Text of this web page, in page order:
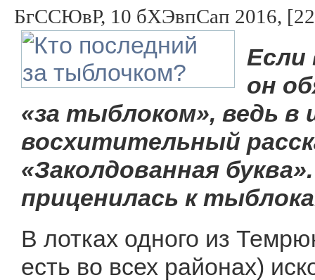
БгССЮвР, 10 бХЭвпСап 2016,
Если
он
«за тыблоком», ведь
восхитительный
«Заколдованная
приценилась к
В лотках одного из
есть во всех районах)